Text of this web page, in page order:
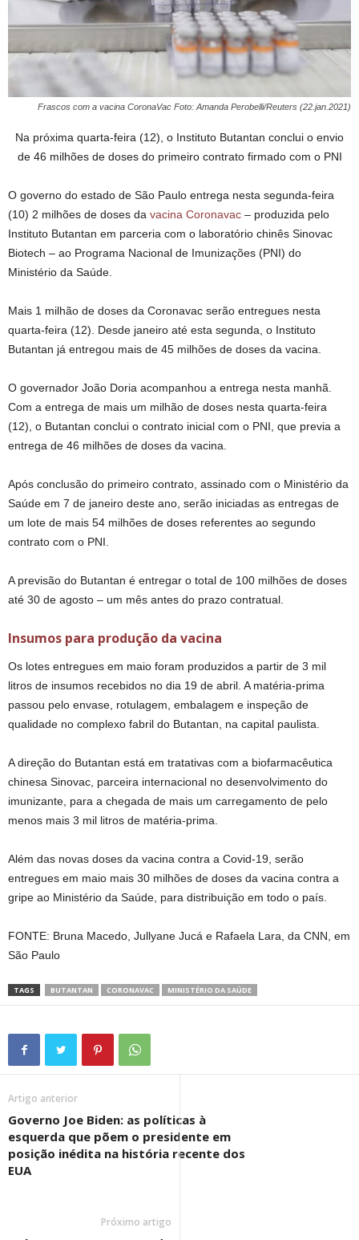
Frascos com a vacina CoronaVac Foto: Amanda Perobelli/Reuters (22.jan.2021)
Na próxima quarta-feira (12), o Instituto Butantan conclui o envio
de 46 milhões de doses do primeiro contrato firmado com o PNI
O governo do estado de São Paulo entrega nesta segunda-feira
(10) 2 milhões de doses da vacina Coronavac – produzida pelo
Instituto Butantan em parceria com o laboratório chinês Sinovac
Biotech – ao Programa Nacional de Imunizações (PNI) do
Ministério da Saúde.
Mais 1 milhão de doses da Coronavac serão entregues nesta
quarta-feira (12). Desde janeiro até esta segunda, o Instituto
Butantan já entregou mais de 45 milhões de doses da vacina.
O governador João Doria acompanhou a entrega nesta manhã.
Com a entrega de mais um milhão de doses nesta quarta-feira
(12), o Butantan conclui o contrato inicial com o PNI, que previa a
entrega de 46 milhões de doses da vacina.
Após conclusão do primeiro contrato, assinado com o Ministério da
Saúde em 7 de janeiro deste ano, serão iniciadas as entregas de
um lote de mais 54 milhões de doses referentes ao segundo
contrato com o PNI.
A previsão do Butantan é entregar o total de 100 milhões de doses
até 30 de agosto – um mês antes do prazo contratual.
Insumos para produção da vacina
Os lotes entregues em maio foram produzidos a partir de 3 mil
litros de insumos recebidos no dia 19 de abril. A matéria-prima
passou pelo envase, rotulagem, embalagem e inspeção de
qualidade no complexo fabril do Butantan, na capital paulista.
A direção do Butantan está em tratativas com a biofarmacêutica
chinesa Sinovac, parceira internacional no desenvolvimento do
imunizante, para a chegada de mais um carregamento de pelo
menos mais 3 mil litros de matéria-prima.
Além das novas doses da vacina contra a Covid-19, serão
entregues em maio mais 30 milhões de doses da vacina contra a
gripe ao Ministério da Saúde, para distribuição em todo o país.
FONTE: Bruna Macedo, Jullyane Jucá e Rafaela Lara, da CNN, em
São Paulo
TAGS BUTANTAN CORONAVAC MINISTÉRIO DA SAÚDE
Artigo anterior
Governo Joe Biden: as políticas à
esquerda que põem o presidente em
posição inédita na história recente dos
EUA
Próximo artigo